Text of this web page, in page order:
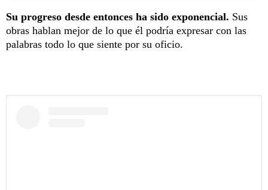
Su progreso desde entonces ha sido exponencial. Sus
obras hablan mejor de lo que él podría expresar con las
palabras todo lo que siente por su oficio.